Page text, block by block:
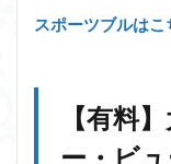
スポーツブルはこ
【有料
ー・ビ